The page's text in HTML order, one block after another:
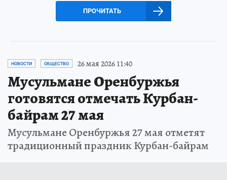
ПРОЧИТАТЬ
НОВОСТИ ОБЩЕСТВО 26 мая 2026 11:40
Мусульмане Оренбуржья
готовятся отмечать Курбан-
байрам 27 мая
Мусульмане Оренбуржья 27 мая отметят
традиционный праздник Курбан-байрам